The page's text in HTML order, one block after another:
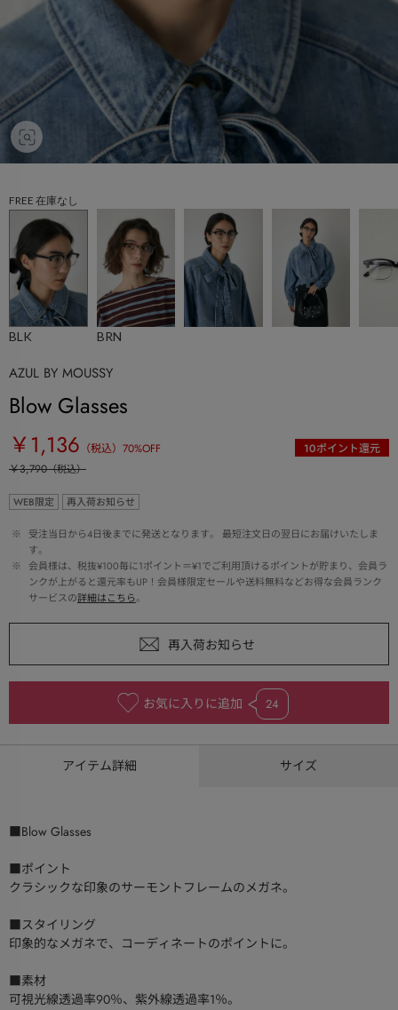
FREE 在庫なし
BLK BRN
AZUL BY MOUSSY
Blow Glasses
￥1,136 （税込） 70%OFF 10ポイント還元
￥3,790（税込）
WEB限定 再入荷お知らせ
※
受注当日から4日後までに発送となります。 最短注文日の翌日にお届けいたしま
す。
※
会員様は、税抜¥100毎に1ポイント＝¥1でご利用頂けるポイントが貯まり、会員ラ
ンクが上がると還元率もUP！会員様限定セールや送料無料などお得な会員ランク
サービスの詳細はこちら。
お気に入りに追加 24
アイテム詳細 サイズ
■Blow Glasses
■ポイント
クラシックな印象のサーモントフレームのメガネ。
■スタイリング
印象的なメガネで、コーディネートのポイントに。
■素材
可視光線透過率90％、紫外線透過率1％。